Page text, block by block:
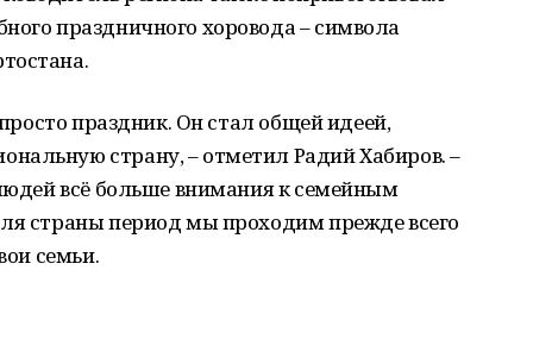
праздничного хоровода – символа
праздник. Он стал общей идеей,
страну, – отметил Радий Хабиров. –
всё больше внимания к семейным
страны период мы проходим прежде всего
семьи.